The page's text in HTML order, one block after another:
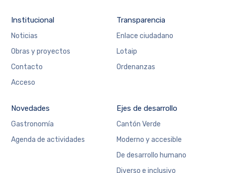
Institucional
Noticias
Obras y proyectos
Contacto
Acceso
Transparencia
Enlace ciudadano
Lotaip
Ordenanzas
Novedades
Gastronomía
Agenda de actividades
Ejes de desarrollo
Cantón Verde
Moderno y accesible
De desarrollo humano
Diverso e inclusivo